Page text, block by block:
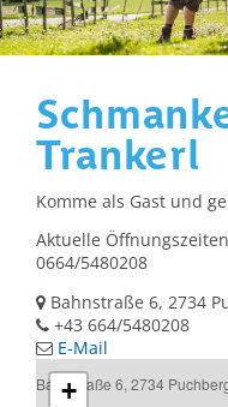
Trankerl
Komme als Gast und
Aktuelle
0664/5480208
Bahnstraße 6, 2734
+43 664/5480208
E-Mail
Bahnstraße 6, 2734
+